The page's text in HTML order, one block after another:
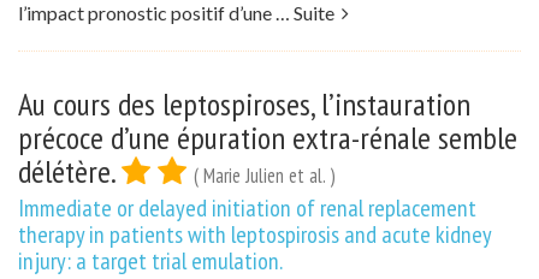
l’impact pronostic positif d’une … Suite
Au cours des leptospiroses, l’instauration
précoce d’une épuration extra-rénale semble
délétère.
( Marie Julien et al. )
Immediate or delayed initiation of renal replacement
therapy in patients with leptospirosis and acute kidney
injury: a target trial emulation.